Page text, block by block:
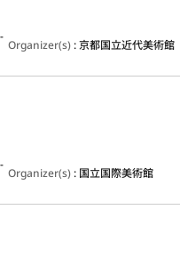
Organizer(s):京都国立近代美術館
Organizer(s): 国立国際美術館